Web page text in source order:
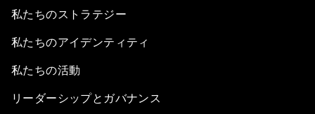
私たちのストラテジー
私たちのアイデンティティ
私たちの活動
リーダーシップとガバナンス